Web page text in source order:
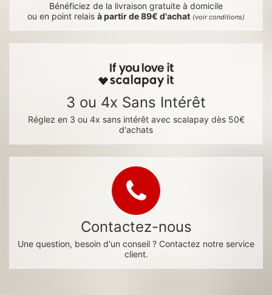
Bénéficiez de la livraison gratuite à domicile
ou en point relais à partir de 89€ d'achat (voir conditions)
3 ou 4x Sans Intérêt
Réglez en 3 ou 4x sans intérêt avec scalapay dès 50€
d'achats
Contactez-nous
Une question, besoin d'un conseil ? Contactez notre service
client.